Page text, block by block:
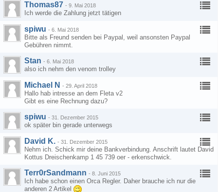
Thomas87 - 9. Mai 2018
Ich werde die Zahlung jetzt tätigen
spiwu - 6. Mai 2018
Bitte als Freund senden bei Paypal, weil ansonsten Paypal
Gebühren nimmt.
Stan - 6. Mai 2018
also ich nehm den venom trolley
Michael N - 29. April 2018
Hallo hab intresse an dem Fleta v2
Gibt es eine Rechnung dazu?
spiwu - 31. Dezember 2015
ok später bin gerade unterwegs
David K. - 31. Dezember 2015
Nehm ich. Schick mir deine Bankverbindung. Anschrift lautet David
Kottus Dreischenkamp 1 45 739 oer - erkenschwick.
Terr0rSandmann - 8. Juni 2015
Ich habe schon einen Orca Regler. Daher brauche ich nur die
anderen 2 Artikel